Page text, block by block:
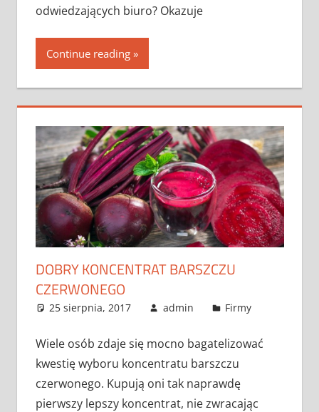
odwiedzających biuro? Okazuje
Continue reading
DOBRY KONCENTRAT BARSZCZU
CZERWONEGO
25 sierpnia, 2017 admin Firmy
Wiele osób zdaje się mocno bagatelizować
kwestię wyboru koncentratu barszczu
czerwonego. Kupują oni tak naprawdę
pierwszy lepszy koncentrat, nie zwracając